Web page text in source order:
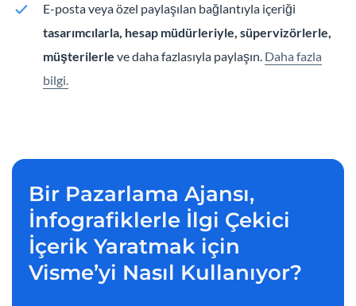
E-posta veya özel paylaşılan bağlantıyla içeriği
tasarımcılarla, hesap müdürleriyle, süpervizörlerle,
müşterilerle ve daha fazlasıyla paylaşın. Daha fazla
bilgi.
Bir Pazarlama Ajansı,
İnfografiklerle İlgi Çekici
İçerik Yaratmak için
Visme’yi Nasıl Kullanıyor?